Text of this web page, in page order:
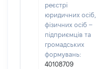
реєстрі
юридичних осіб,
фізичних осіб –
підприємців та
громадських
формувань:
40108709